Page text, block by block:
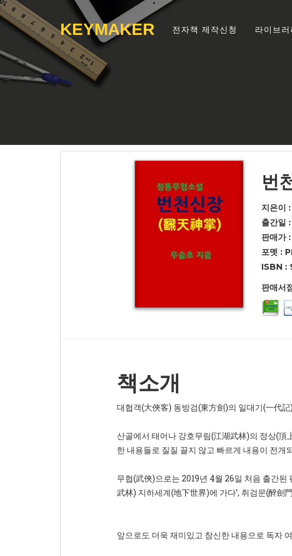
KEYMAKER 전자책 제작신청 라이브러
번
지은이
출간일
판매가
포멧 :
ISBN :
판매서
책소개
대협객(大俠客) 동방검(東方劍)의 일대기(一代
산골에서 태어나 강호무림(江湖武林)의 정상(
한 내용들로 질질 끌지 않고 빠르게 내용이 전
무협(武俠)으로는 2019년 4월 26일 처음 출간
武林) 지하세계(地下世界)에 가다’, 취검문(醉劍
앞으로도 더욱 재미있고 참신한 내용으로 독자